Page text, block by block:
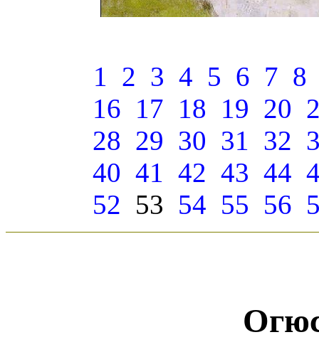
1 2 3 4 5 6 7 8
16 17 18 19 20
28 29 30 31 32
40 41 42 43 44
52 53 54 55 56